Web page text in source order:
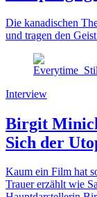
Die kanadischen
und tragen den
Interview
Birgit
Sich der
Kaum ein Film hat
Trauer erzählt wie